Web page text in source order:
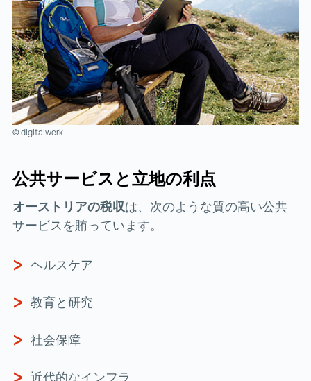
© digitalwerk
公共サービスと立地の利点
オーストリアの税収は、次のような質の高い公共
サービスを賄っています。
ヘルスケア
教育と研究
社会保障
近代的なインフラ